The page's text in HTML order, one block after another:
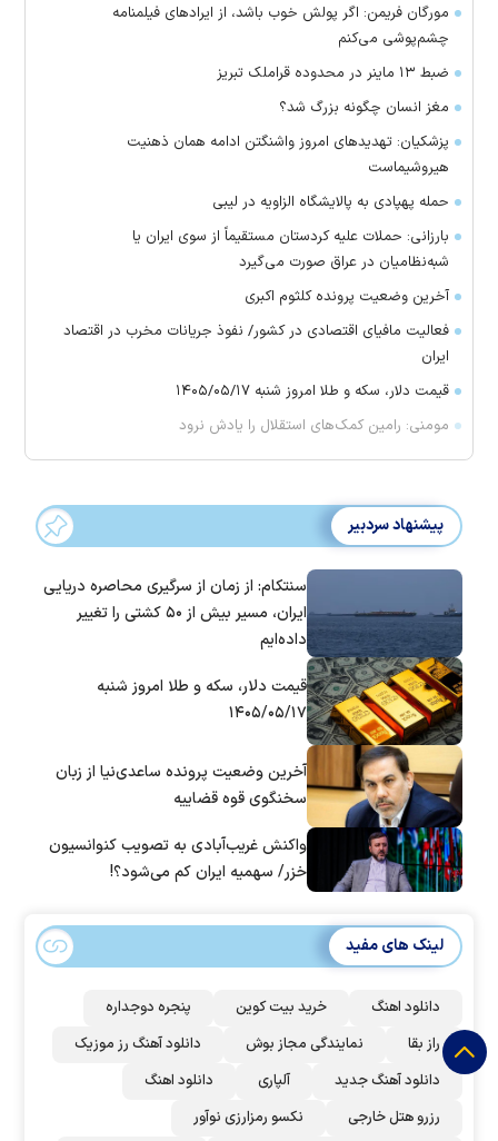
مورگان فریمن: اگر پولش خوب باشد، از ایراد‌های فیلمنامه
چشم‌پوشی می‌کنم
ضبط ۱۳ ماینر در محدوده قراملک تبریز
مغز انسان چگونه بزرگ شد؟
پزشکیان: تهدید‌های امروز واشنگتن ادامه همان ذهنیت
هیروشیماست
حمله پهپادی به پالایشگاه الزاویه در لیبی
بارزانی: حملات علیه کردستان مستقیماً از سوی ایران یا
شبه‌نظامیان در عراق صورت می‌گیرد
آخرین وضعیت پرونده کلثوم اکبری
فعالیت مافیای اقتصادی در کشور/ نفوذ جریانات مخرب در اقتصاد
ایران
قیمت دلار، سکه و طلا امروز شنبه ۱۴۰۵/۰۵/۱۷
مومنی: رامین کمک‌های استقلال را یادش نرود
پیشنهاد سردبیر
سنتکام: از زمان از سرگیری محاصره دریایی
ایران، مسیر بیش از ۵۰ کشتی را تغییر
داده‌ایم
قیمت دلار، سکه و طلا امروز شنبه
۱۴۰۵/۰۵/۱۷
آخرین وضعیت پرونده ساعدی‌نیا از زبان
سخنگوی قوه قضاییه
واکنش غریب‌آبادی به تصویب کنوانسیون
خزر/ سهمیه ایران کم می‌شود؟!
لینک های مفید
دانلود اهنگ خرید بیت کوین
پنجره دوجداره
راز بقا
نمایندگی مجاز بوش
دانلود آهنگ رز‌ موزیک
دانلود آهنگ جدید
آلپاری
دانلود اهنگ
رزرو هتل خارجی
نکسو رمزارزی نوآور